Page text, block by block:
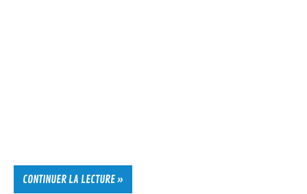
CONTINUER LA LECTURE »